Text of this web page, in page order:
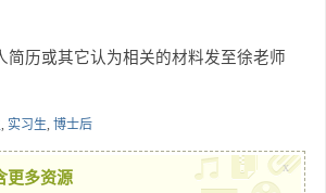
简历或其它认为相关的材料发至徐老师
, 实习生, 博士后
更多资源
x